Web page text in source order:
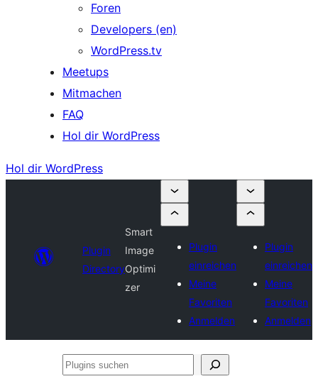
Foren
Developers (en)
WordPress.tv
Meetups
Mitmachen
FAQ
Hol dir WordPress
Hol dir WordPress
Plugin
Directory
Smart
Image
Optimi
zer
Plugin
einreichen
Meine
Favoriten
Anmelden
Plugin
einreichen
Meine
Favoriten
Anmelden
Plugins